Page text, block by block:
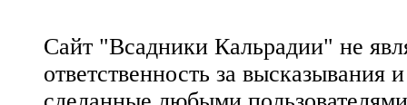
Сайт "Всадники Кальрадии" не
ответственность за